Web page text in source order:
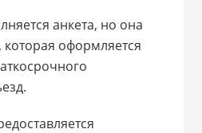
анкета, но она
которая оформляется